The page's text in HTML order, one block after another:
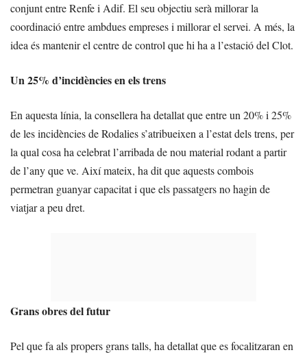
conjunt entre Renfe i Adif. El seu objectiu serà millorar la
coordinació entre ambdues empreses i millorar el servei. A més, la
idea és mantenir el centre de control que hi ha a l’estació del Clot.
Un 25% d’incidències en els trens
En aquesta línia, la consellera ha detallat que entre un 20% i 25%
de les incidències de Rodalies s’atribueixen a l’estat dels trens, per
la qual cosa ha celebrat l’arribada de nou material rodant a partir
de l’any que ve. Així mateix, ha dit que aquests combois
permetran guanyar capacitat i que els passatgers no hagin de
viatjar a peu dret.
Grans obres del futur
Pel que fa als propers grans talls, ha detallat que es focalitzaran en